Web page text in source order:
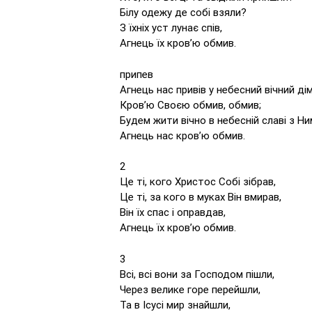
Білу одежу де собі взяли?
З їхніх уст лунає спів,
Агнець їх кров’ю обмив.
припев
Агнець нас привів у небесний вічний
Кров’ю Своєю обмив, обмив;
Будем жити вічно в небесній славі з
Агнець нас кров’ю обмив.
2
Це ті, кого Христос Собі зібрав,
Це ті, за кого в муках Він вмирав,
Він їх спас і оправдав,
Агнець їх кров’ю обмив.
3
Всі, всі вони за Господом пішли,
Через велике горе перейшли,
Та в Ісусі мир знайшли,